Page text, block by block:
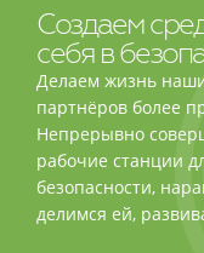
Создаем
себя в
Делаем жизнь
партнёров более
Непрерывно
рабочие станции
безопасности,
делимся ей,